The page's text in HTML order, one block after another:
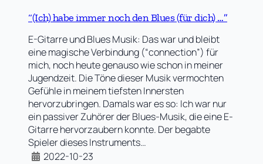
“(Ich) habe immer noch den Blues (für dich) …”
E-Gitarre und Blues Musik: Das war und bleibt
eine magische Verbindung (“connection”) für
mich, noch heute genauso wie schon in meiner
Jugendzeit. Die Töne dieser Musik vermochten
Gefühle in meinem tiefsten Innersten
hervorzubringen. Damals war es so: Ich war nur
ein passiver Zuhörer der Blues-Musik, die eine E-
Gitarre hervorzaubern konnte. Der begabte
Spieler dieses Instruments…
2022-10-23